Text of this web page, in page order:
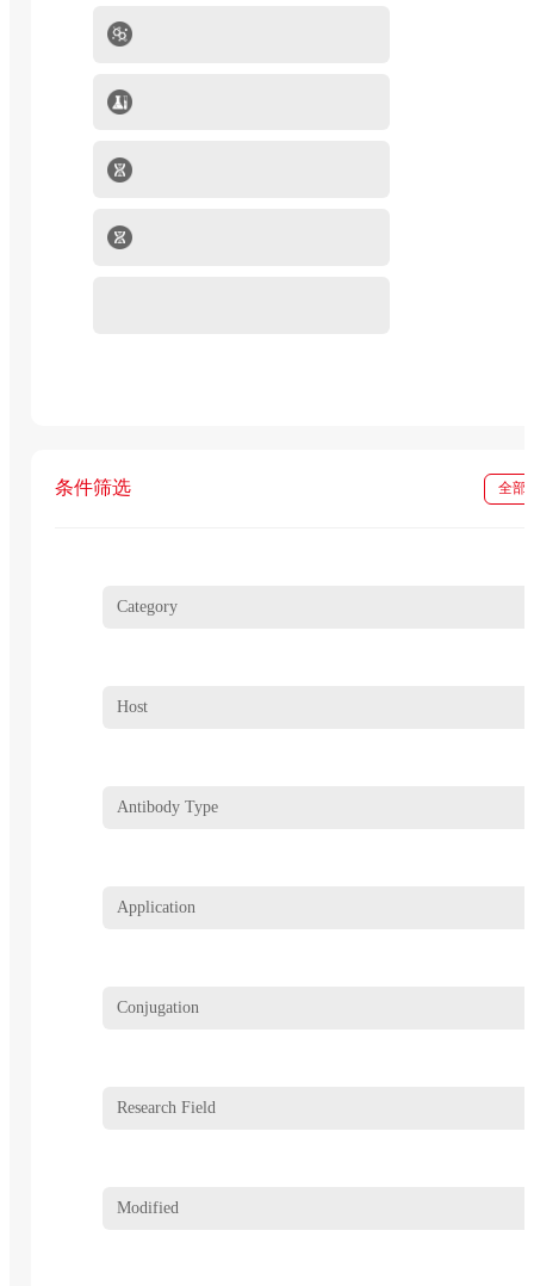
条件筛选 全部
Category
Host
Antibody Type
Application
Conjugation
Research Field
Modified